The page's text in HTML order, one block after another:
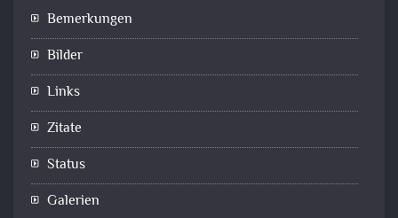
Bemerkungen
Bilder
Links
Zitate
Status
Galerien